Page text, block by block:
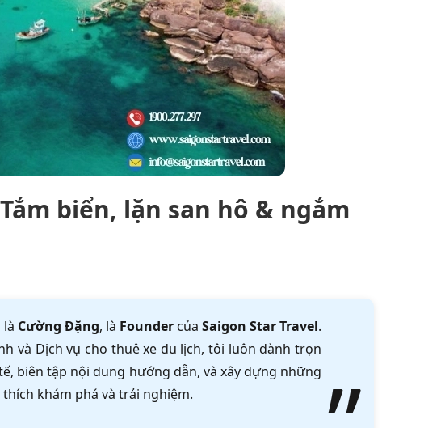
biển, lặn san hô & ngắm
Cường Đặng, là Foundercủa Saigon Star Travel.
và Dịch vụ cho thuê xe du lịch, tôi luôn dành trọn
biên tập nội dung hướng dẫn, và xây dựng những
khám phá và trải nghiệm.